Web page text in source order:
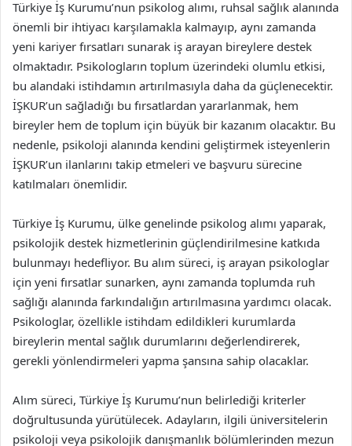
Türkiye İş Kurumu’nun psikolog alımı, ruhsal sağlık alanında
önemli bir ihtiyacı karşılamakla kalmayıp, aynı zamanda
yeni kariyer fırsatları sunarak iş arayan bireylere destek
olmaktadır. Psikologların toplum üzerindeki olumlu etkisi,
bu alandaki istihdamın artırılmasıyla daha da güçlenecektir.
İŞKUR’un sağladığı bu fırsatlardan yararlanmak, hem
bireyler hem de toplum için büyük bir kazanım olacaktır. Bu
nedenle, psikoloji alanında kendini geliştirmek isteyenlerin
İŞKUR’un ilanlarını takip etmeleri ve başvuru sürecine
katılmaları önemlidir.
Türkiye İş Kurumu, ülke genelinde psikolog alımı yaparak,
psikolojik destek hizmetlerinin güçlendirilmesine katkıda
bulunmayı hedefliyor. Bu alım süreci, iş arayan psikologlar
için yeni fırsatlar sunarken, aynı zamanda toplumda ruh
sağlığı alanında farkındalığın artırılmasına yardımcı olacak.
Psikologlar, özellikle istihdam edildikleri kurumlarda
bireylerin mental sağlık durumlarını değerlendirerek,
gerekli yönlendirmeleri yapma şansına sahip olacaklar.
Alım süreci, Türkiye İş Kurumu’nun belirlediği kriterler
doğrultusunda yürütülecek. Adayların, ilgili üniversitelerin
psikoloji veya psikolojik danışmanlık bölümlerinden mezun